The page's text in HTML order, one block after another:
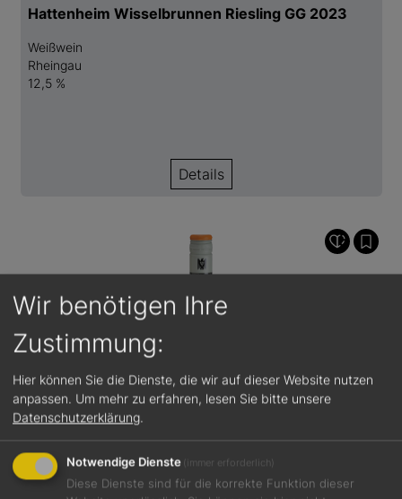
Hattenheim Wisselbrunnen Riesling GG 2023
Weißwein
Rheingau
12,5 %
Details
Wir benötigen Ihre
Zustimmung:
Hier können Sie die Dienste, die wir auf dieser Website nutzen
anpassen. Um mehr zu erfahren, lesen Sie bitte unsere
Datenschutzerklärung.
Notwendige Dienste (immer erforderlich)
Diese Dienste sind für die korrekte Funktion dieser